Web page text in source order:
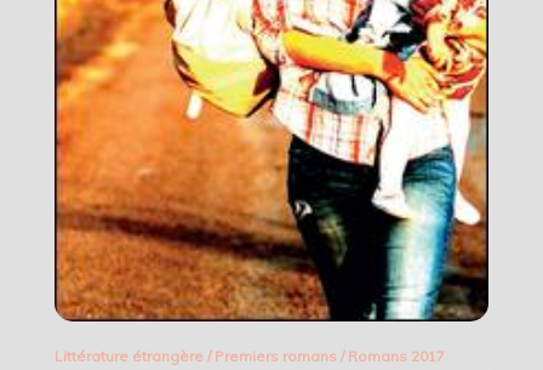
Littérature étrangère/ Premiers romans / Romans 2017